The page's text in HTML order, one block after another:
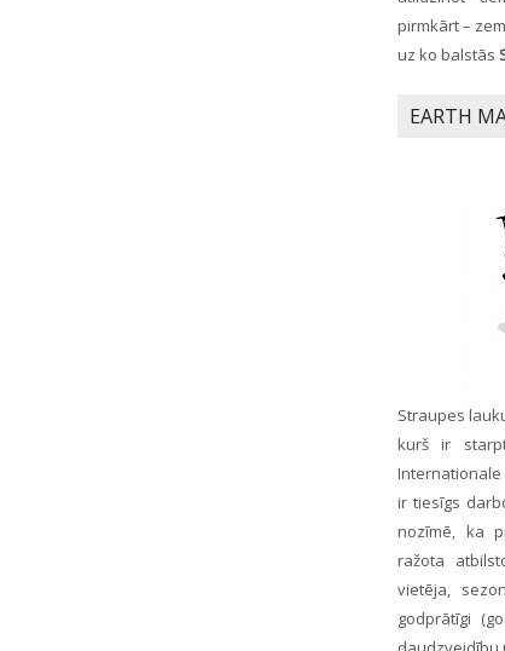
pirmkārt –
uz ko balstās
EARTH
Straupes
kurš ir
ir tiesīgs
nozīmē, ka
ražota
vietēja,
godprātīgi